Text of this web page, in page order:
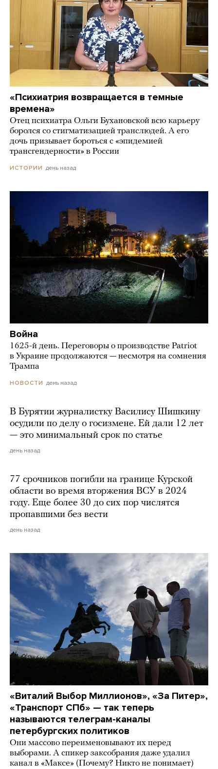
«Психиатрия возвращается в темные
времена»
Отец психиатра Ольги Бухановской всю карьеру
боролся со стигматизацией транслюдей. А его
дочь призывает бороться с «эпидемией
трансгендерности» в России
ИСТОРИИ день назад
Война
1625-й день. Переговоры о производстве Patriot
в Украине продолжаются — несмотря на сомнения
Трампа
НОВОСТИ день назад
В Бурятии журналистку Василису Шишкину
осудили по делу о госизмене. Ей дали 12 лет
— это минимальный срок по статье
день назад
77 срочников погибли на границе Курской
области во время вторжения ВСУ в 2024
году. Еще более 30 до сих пор числятся
пропавшими без вести
день назад
«Виталий Выбор Миллионов», «За Питер»,
«Транспорт СПб» — так теперь
называются телеграм-каналы
петербургских политиков
Они массово переименовывают их перед
выборами. А спикер заксобрания даже удалил
канал в «Максе» (Почему? Никто не понимает)